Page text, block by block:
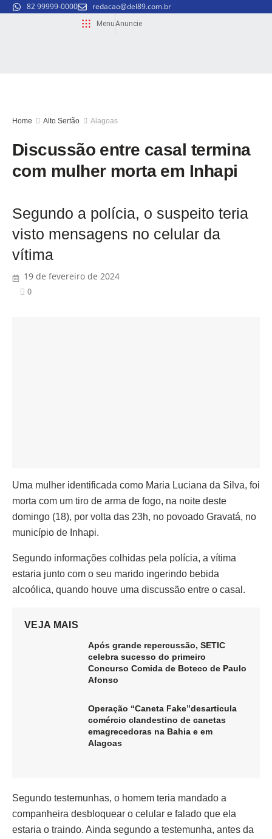
82 99999-0000 redacao@del89.com.br
MenuAnuncie
Home Alto Sertão Alagoas
Discussão entre casal termina
com mulher morta em Inhapi
Segundo a polícia, o suspeito teria
visto mensagens no celular da
vítima
19 de fevereiro de 2024
0
Uma mulher identificada como Maria Luciana da Silva, foi
morta com um tiro de arma de fogo, na noite deste
domingo (18), por volta das 23h, no povoado Gravatá, no
município de Inhapi.
Segundo informações colhidas pela polícia, a vítima
estaria junto com o seu marido ingerindo bebida
alcoólica, quando houve uma discussão entre o casal.
VEJA MAIS
Após grande repercussão, SETIC
celebra sucesso do primeiro
Concurso Comida de Boteco de Paulo
Afonso
Operação “Caneta Fake”desarticula
comércio clandestino de canetas
emagrecedoras na Bahia e em
Alagoas
Segundo testemunhas, o homem teria mandado a
companheira desbloquear o celular e falado que ela
estaria o traindo. Ainda segundo a testemunha, antes da